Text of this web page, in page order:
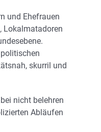
und Ehefrauen
Lokalmatadoren
skurril und
nicht belehren
Abläufen